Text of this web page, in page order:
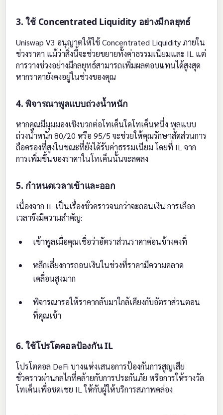
3. ใช้ Concentrated Liquidity อย่างมีกลยุทธ์
Uniswap V3 อนุญาตให้ใช้ Concentrated Liquidity ภายใน
ช่วงราคา แม้ว่าสิ่งนี้จะช่วยขยายทั้งค่าธรรมเนียมและ IL แต่
การวางช่วงอย่างมีกลยุทธ์สามารถเพิ่มผลตอบแทนได้สูงสุด
หากราคายังคงอยู่ในช่วงของคุณ
4. พิจารณาพูลแบบถ่วงน้ำหนัก
หากคุณมีมุมมองเชิงบวกต่อโทเค็นใดโทเค็นหนึ่ง พูลแบบ
ถ่วงน้ำหนัก 80/20 หรือ 95/5 จะช่วยให้คุณรักษาสัดส่วนการ
ถือครองที่สูงในขณะที่ยังได้รับค่าธรรมเนียม โดยที่ IL จาก
การเพิ่มขึ้นของราคาในโทเค็นนั้นจะลดลง
5. กำหนดเวลาเข้าและออก
เนื่องจาก IL เป็นเรื่องชั่วคราวจนกว่าจะถอนเงิน การเลือก
เวลาจึงมีความสำคัญ:
เข้าพูลเมื่อคุณเชื่อว่าอัตราส่วนราคาค่อนข้างคงที่
หลีกเลี่ยงการถอนเงินในช่วงที่ราคามีความคลาด
เคลื่อนสูงมาก
พิจารณารอให้ราคากลับมาใกล้เคียงกับอัตราส่วนตอน
ที่คุณเข้า
6. ใช้โปรโตคอลป้องกัน IL
โปรโตคอล DeFi บางแห่งเสนอการป้องกันการสูญเสีย
ชั่วคราวผ่านกลไกที่คล้ายกับการประกันภัย หรือการให้รางวัล
โทเค็นเพื่อชดเชย IL ให้กับผู้ให้บริการสภาพคล่อง